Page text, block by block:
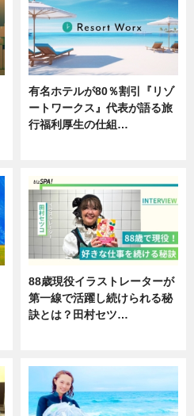
有名ホテルが80％割引『リゾ
ートワークス』代表が語る旅
行福利厚生の仕組…
88歳現役イラストレーターが
第一線で活躍し続けられる秘
訣とは？田村セツ…